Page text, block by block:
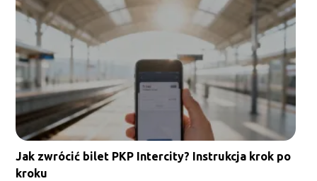
Jak zwrócić bilet PKP Intercity? Instrukcja krok po
kroku